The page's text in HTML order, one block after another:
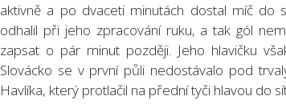
aktivně a po dvaceti minutách dostal míč do
odhalil při jeho zpracování ruku, a tak gól
zapsat o pár minut později. Jeho hlavičku
Slovácko se v první půli nedostávalo pod
Havlíka, který protlačil na přední tyči hlavou do